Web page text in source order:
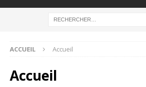
ACCUEIL Accueil
Accueil